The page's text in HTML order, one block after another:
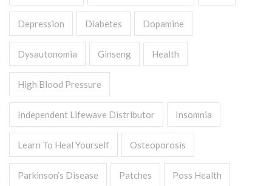
Depression Diabetes Dopamine
Dysautonomia Ginseng Health
High Blood Pressure
Independent Lifewave Distributor Insomnia
Learn To Heal Yourself Osteoporosis
Parkinson’s Disease Patches Poss Health